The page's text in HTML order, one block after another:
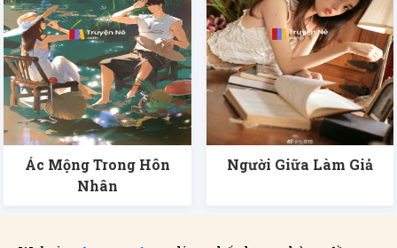
Ác Mộng Trong Hôn
Nhân
Người Giữa Làm Giả